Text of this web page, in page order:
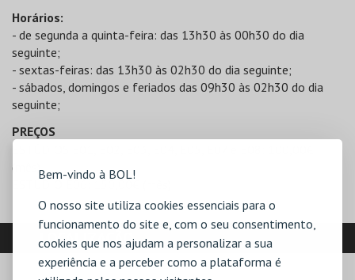
Bem-vindo à BOL!
O nosso site utiliza cookies essenciais para o
funcionamento do site e, com o seu consentimento,
cookies que nos ajudam a personalizar a sua
experiência e a perceber como a plataforma é
Horários:
- de segunda a quinta-feira: das 13h30 às 00h30 do dia
seguinte;
- sextas-feiras: das 13h30 às 02h30 do dia seguinte;
- sábados, domingos e feriados das 09h30 às 02h30 do dia
seguinte;
PREÇOS
(mês)
ESTÚDIO E06: 150,00€ (mês)
LOCALIZAÇÃO